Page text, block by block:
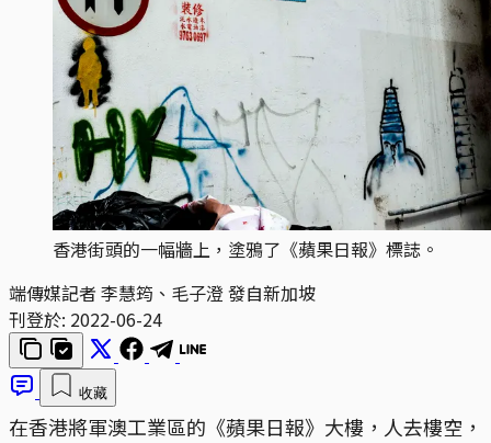
香港街頭的一幅牆上，塗鴉了《蘋果日報》標誌。
端傳媒記者 李慧筠、毛子澄 發自新加坡
刊登於: 2022-06-24
收藏
在香港將軍澳工業區的《蘋果日報》大樓，人去樓空，